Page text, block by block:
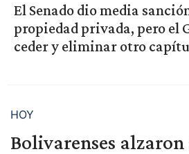
El Senado dio media
propiedad privada, pero el
ceder y eliminar otro
HOY
Bolivarenses alzaron